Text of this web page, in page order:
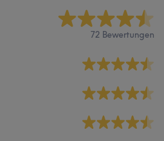
72 Bewertungen